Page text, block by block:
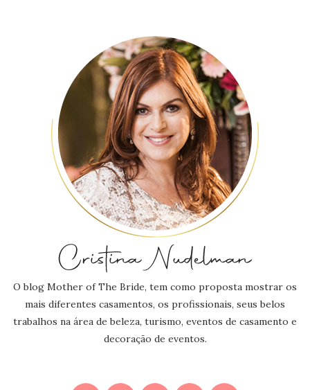
O blog Mother of The Bride, tem como proposta mostrar os
mais diferentes casamentos, os profissionais, seus belos
trabalhos na área de beleza, turismo, eventos de casamento e
decoração de eventos.